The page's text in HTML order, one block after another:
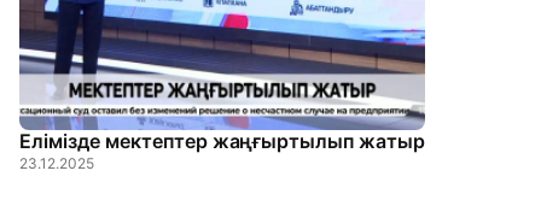
Елімізде мектептер жаңғыртылып жатыр
23.12.2025